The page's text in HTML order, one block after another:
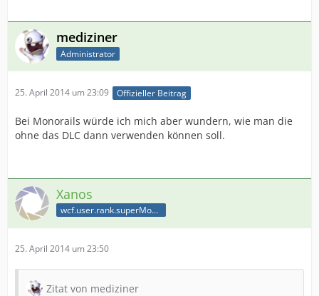
mediziner
Administrator
25. April 2014 um 23:09 Offizieller Beitrag
Bei Monorails würde ich mich aber wundern, wie man die
ohne das DLC dann verwenden können soll.
Xanos
wcf.user.rank.superModerator
25. April 2014 um 23:50
Zitat von mediziner